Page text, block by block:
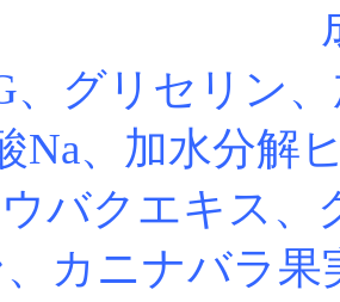
、グリセリン
Na、加水分解
バクエキス、
、カニナバラ